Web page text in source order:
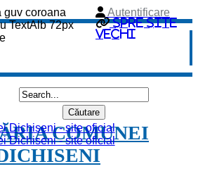
Spre site
vechi
Autentificare
COMUNEI